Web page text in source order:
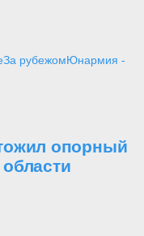
За рубежомЮнармия -
опорный